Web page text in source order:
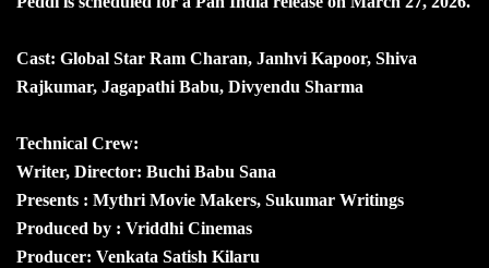
Cast: Global Star Ram Charan, Janhvi Kapoor, Shiva
Rajkumar, Jagapathi Babu, Divyendu Sharma
Technical Crew:
Writer, Director: Buchi Babu Sana
Presents : Mythri Movie Makers, Sukumar Writings
Produced by : Vriddhi Cinemas
Producer: Venkata Satish Kilaru